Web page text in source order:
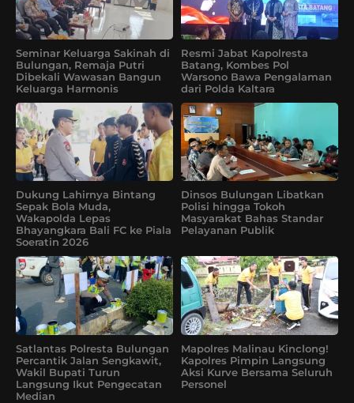
Seminar Keluarga Sakinah di
Bulungan, Remaja Putri
Dibekali Wawasan Bangun
Keluarga Harmonis
Resmi Jabat Kapolresta
Batang, Kombes Pol
Warsono Bawa Pengalaman
dari Polda Kaltara
Dukung Lahirnya Bintang
Sepak Bola Muda,
Wakapolda Lepas
Bhayangkara Bali FC ke Piala
Soeratin 2026
Dinsos Bulungan Libatkan
Polisi hingga Tokoh
Masyarakat Bahas Standar
Pelayanan Publik
Satlantas Polresta Bulungan
Percantik Jalan Sengkawit,
Wakil Bupati Turun
Langsung Ikut Pengecatan
Median
Mapolres Malinau Kinclong!
Kapolres Pimpin Langsung
Aksi Kurve Bersama Seluruh
Personel